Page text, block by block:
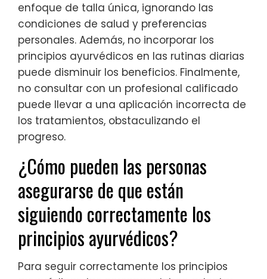
enfoque de talla única, ignorando las
condiciones de salud y preferencias
personales. Además, no incorporar los
principios ayurvédicos en las rutinas diarias
puede disminuir los beneficios. Finalmente,
no consultar con un profesional calificado
puede llevar a una aplicación incorrecta de
los tratamientos, obstaculizando el
progreso.
¿Cómo pueden las personas
asegurarse de que están
siguiendo correctamente los
principios ayurvédicos?
Para seguir correctamente los principios